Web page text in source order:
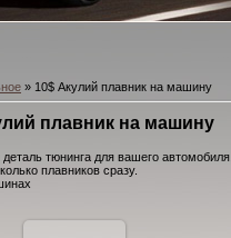
» 10$ Акулий плавник на машину
плавник на машину
тюнинга для вашего автомобиля.
плавников сразу.